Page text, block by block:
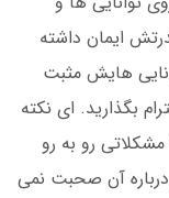
ایمان داشته
هایش مثبت
بگذارید. ای نکته
مشکلاتی رو به رو
آن صحبت نمی